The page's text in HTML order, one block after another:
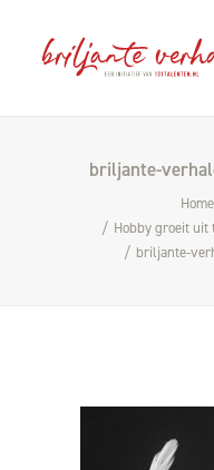
briljante-
Home
Hobby groeit uit
briljante-